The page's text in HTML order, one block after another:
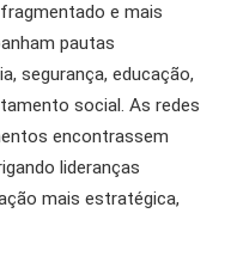
e mais
pautas
segurança, educação,
social. As redes
encontrassem
lideranças
mais estratégica,